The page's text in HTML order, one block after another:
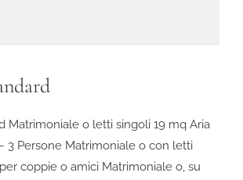
Matrimoniale o letti singoli 19 mq Aria
3 Persone Matrimoniale o con letti
coppie o amici Matrimoniale o, su